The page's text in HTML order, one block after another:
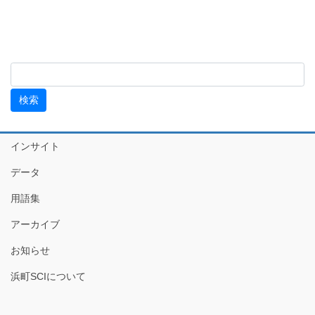
インサイト
データ
用語集
アーカイブ
お知らせ
浜町SCIについて